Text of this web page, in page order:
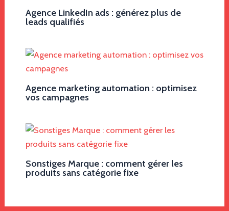
Agence LinkedIn ads : générez plus de
leads qualifiés
Agence marketing automation : optimisez
vos campagnes
Sonstiges Marque : comment gérer les
produits sans catégorie fixe